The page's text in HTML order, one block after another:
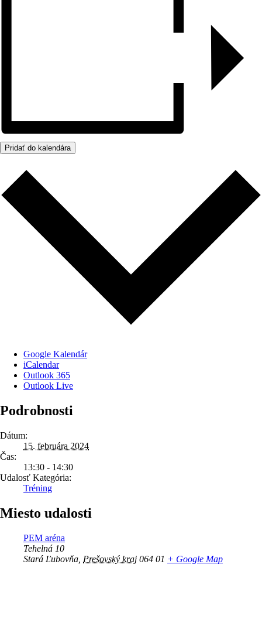
Pridať do kalendára
Google Kalendár
iCalendar
Outlook 365
Outlook Live
Podrobnosti
Dátum:
15. februára 2024
Čas:
13:30 - 14:30
Udalosť Kategória:
Tréning
Miesto udalosti
PEM aréna
Tehelná 10
Stará Ľubovňa Prešovský kraj 064 01 + Google Map